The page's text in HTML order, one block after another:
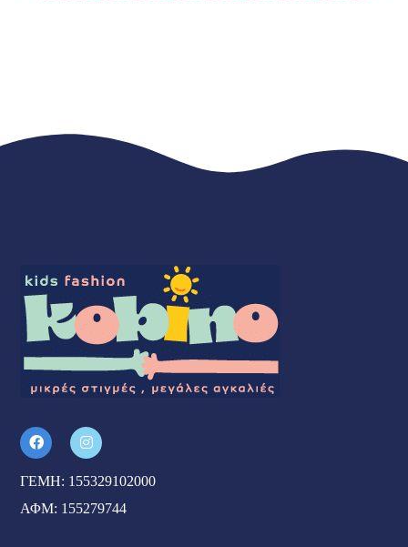
ΓΕΜΗ: 155329102000
ΑΦΜ: 155279744